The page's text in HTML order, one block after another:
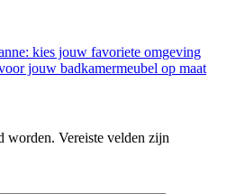
kies jouw favoriete omgeving
jouw badkamermeubel op maat
worden. Vereiste velden zijn